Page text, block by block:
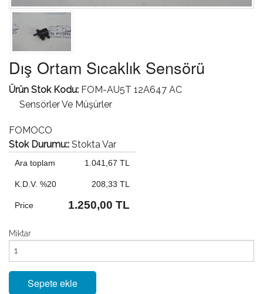
Dış Ortam Sıcaklık Sensörü
Ürün Stok Kodu: FOM-AU5T 12A647 AC
Sensörler Ve Müşürler
FOMOCO
Stok Durumu:: Stokta Var
Ara toplam 1.041,67 TL
K.D.V. %20 208,33 TL
Price 1.250,00 TL
Miktar
Sepete ekle